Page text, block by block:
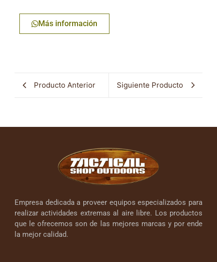
Más información
Producto Anterior Siguiente Producto
Empresa dedicada a proveer equipos especializados para
realizar actividades extremas al aire libre. Los productos
que le ofrecemos son de las mejores marcas y por ende
la mejor calidad.